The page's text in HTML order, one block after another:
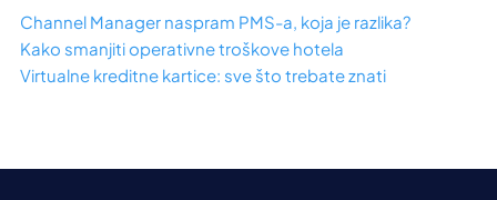
Channel Manager naspram PMS-a, koja je razlika?
Kako smanjiti operativne troškove hotela
Virtualne kreditne kartice: sve što trebate znati